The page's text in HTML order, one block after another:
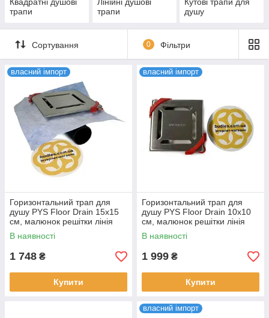
трапи
трапи
душу
Сортування 0 Фільтри
власний імпорт
Горизонтальний трап для
душу PYS Floor Drain 15х15
см, малюнок решітки лінія
Evimetal
В наявності
1 748 ₴
Купити
власний імпорт
Горизонтальний трап для
душу PYS Floor Drain 10х10
см, малюнок решітки лінія
Evimetal
В наявності
1 999 ₴
Купити
власний імпорт